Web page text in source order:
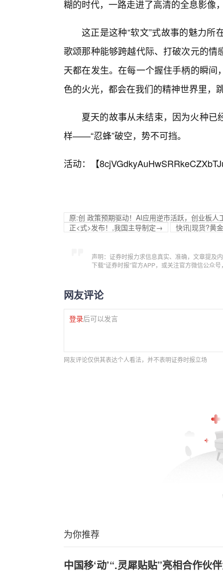
糊的时代，一路走进了高清的全息影像
这正是这种“软文”式故事的魅力
歌颂那种能够跨越代际、打破次元的
天都在发生。在每一个握住手柄的瞬
色的火光，都会在我们的精神世界里，
夏天的故事从未结束，因为火种
样——“忍蜂”破空，势不可挡。
活动：【
原:创 政策预期驱动！AI应用逆市活跃，创业板
正<式>发布！,我国主导制定→
快讯|现货?黄
声明：证券时报力求信息真实、准确，文章提及
下载“证券时报”官方APP，或关注官方微信公众
网友评论
登录后可以发言
网友评论仅供其表达个人看法，并不表明证券时报立场
为你推荐
中国移‘动’“.灵犀贴贴”亮相合作伙